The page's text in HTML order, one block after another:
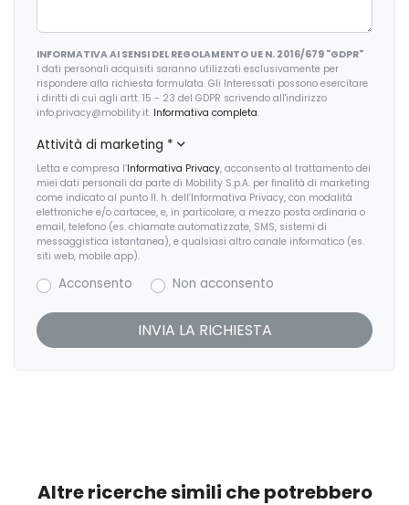
Interni personalizzazione colori
Luci diurne
Lunotto termico
Partenza in salita assistita
Predisposizioni
Presa 12V aggiuntiva
Protezione motore
Regolatore di velocità - Cruise Control
INFORMATIVA AI SENSI DEL REGOLAMENTO UE N. 2016/679 "GDPR"
I dati personali acquisiti saranno utilizzati esclusivamente per
rispondere alla richiesta formulata. Gli Interessati possono esercitare
i diritti di cui agli artt. 15 - 23 del GDPR scrivendo all'indirizzo
info.privacy@mobility.it. Informativa completa.
Attività di marketing *
Letta e compresa l’Informativa Privacy, acconsento al trattamento dei
miei dati personali da parte di Mobility S.p.A. per finalità di marketing
come indicato al punto II. h. dell’Informativa Privacy, con modalità
elettroniche e/o cartacee, e, in particolare, a mezzo posta ordinaria o
email, telefono (es. chiamate automatizzate, SMS, sistemi di
messaggistica istantanea), e qualsiasi altro canale informatico (es.
siti web, mobile app).
Acconsento Non acconsento
Altre ricerche simili che potrebbero